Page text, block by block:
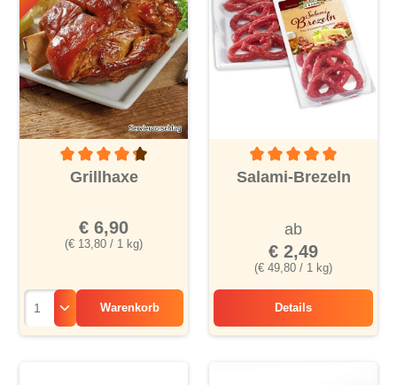
Durchschnittliche Bewertung von 4.2 von 5 Sternen
Grillhaxe
(€ 13,80 / 1 kg)
€ 6,90
Warenkorb
Durchschnittliche
Salami-Brezeln
(€ 49,80 / 1 kg)
ab
€ 2,49
Details
Salami-Brezeln